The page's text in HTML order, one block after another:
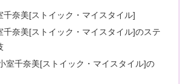
千奈美[ストイック・マイスタイル]
千奈美[ストイック・マイスタイル]のステ
室千奈美[ストイック・マイスタイル]の